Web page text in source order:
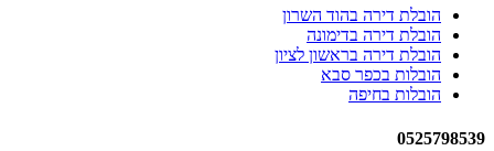
הובלת דירה בהוד השרון
הובלת דירה בדימונה
הובלת דירה בראשון לציון
הובלות בכפר סבא
הובלות בחיפה
0525798539